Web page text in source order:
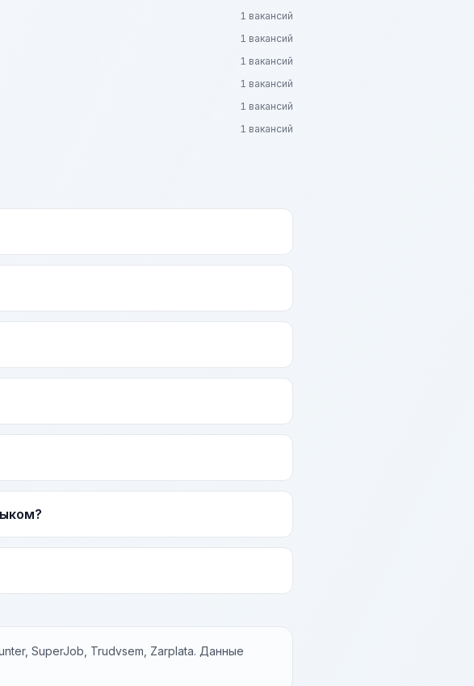
1 вакансий
1 вакансий
1 вакансий
1 вакансий
1 вакансий
1 вакансий
SuperJob, Trudvsem, Zarplata. Данные